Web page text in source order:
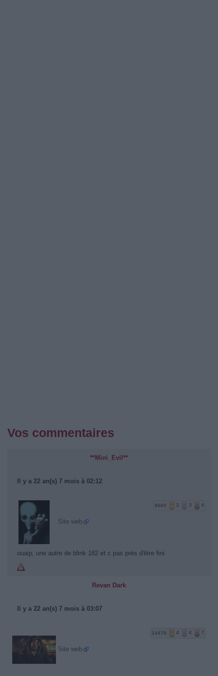
Vos commentaires
**Mini_Evil**
Il y a 22 an(s) 7 mois à 02:12
8660 3 3 6
Site web
ouaip, une autre de blink 182 et c pas près d'être fini
Revan Dark
Il y a 22 an(s) 7 mois à 03:07
14479 4 4 7
Site web